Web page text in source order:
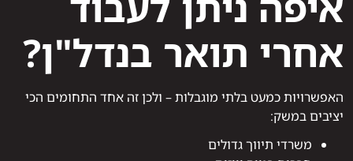
אחרי תואר בנדל"ן?
האפשרויות כמעט בלתי מוגבלות – ולכן זה אחד התחומים הכי
יציבים במשק:
משרדי תיווך גדולים